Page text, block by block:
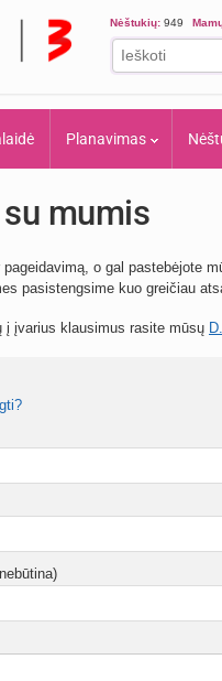
Nėštukių: 949
Planavimas
mumis
o gal pastebėjote
pasistengsime kuo greičiau
į įvarius klausimus rasite mūsų